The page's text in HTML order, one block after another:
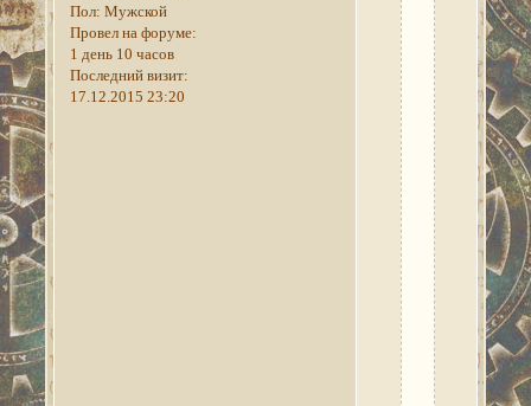
Пол: Мужской
Провел на форуме:
1 день 10 часов
Последний визит:
17.12.2015 23:20
Статус:
открыт
только
для
действующих
лиц
Заявки
участие
через
администрацию,
только
при
согласовании
участниками.